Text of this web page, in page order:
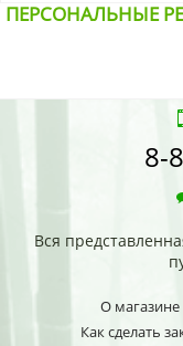
ПЕРСОНАЛЬНЫЕ
8-
Вся
О магазине
Как сделать